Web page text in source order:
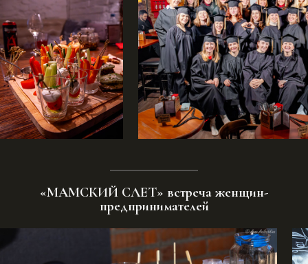
«МАМСКИЙ СЛЕТ» встреча женщин-
предпринимателей